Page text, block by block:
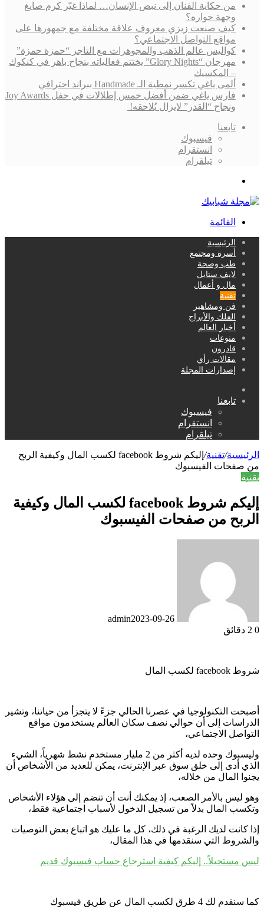
من حكاية الفنان إلى نبض الإنسان… لماذا غيّر كرم صايغ
وجهة حواره؟
كيف صنعت زيزي معروف علاقة مختلفة مع جمهورها على
مواقع التواصل الاجتماعي؟
كواليس عالم الذهب والمجوهرات مع التاجر “حمزة حمزة”
مهرجان “Glory Nights” يختتم فعالياته بنجاح باهر في كنكوك
– المكسيك
ألمى ياغي تكسر نمطية الـ Handmade ببراند احترافي
فارس ياغي ضمن أفضل خمس إطلالات في حفل Joy Awards
ونجاح “القدر” لايزال يُلاحقه!
تابعنا
فيسبوك
انستقرام
تيلقرام
القائمة
الرئيسية
أسرة ومجتمع
طب وصحة
لايف ستايل
مال و أعمال
تقنية
فن ومشاهير
الفلك والأبراج
أخبار العالم
منوعات
قادرون
مقالات رأي
إصدارات المجلة
عن
تابعنا
فيسبوك
انستقرام
تيلقرام
الرئيسية/تقنية/
إليكم شروط facebook لكسب المال وكيفية الربح
من صفحات الفيسبوك
تقنية
إليكم شروط facebook لكسب المال وكيفية
الربح من صفحات الفيسبوك
admin2023-09-26
0
شروط facebook لكسب المال
أصبحت التكنولوجيا في عصرنا الحالي جزءً لا يتجزأ من حياتنا، وتشير
الدراسات إلى أن حوالي نصف سكان العالم يستخدمون مواقع
التواصل الاجتماعي،
وليسبوك وحده لديه أكثر من 2 مليار مستخدم نشط شهرياً، الشيء
الذي أدى إلى خلق سوق عبر الإنترنت، يمكن للعديد من الأشخاص أن
يجنوا المال من خلاله،
وهو ليس بالأمر الصعب، إذ يمكنك أنت أن تنضم إلى هؤلاء الأشخاص
وتكسب المال بدلاً من تسجيل الدخول لأسباب اجتماعية فقط،
إذا كانت لديك الرغبة في ذلك، كل ما عليك هو اتباع بعض التوصيات
والشروط التي سنقدمها في هذا المقال،
ليس مستحيلاً.. إليكم كيفية استرجاع حساب فيسبوك قديم
كما سنقدم لك 4 طرق لكسب المال عن طريق فيسبوك